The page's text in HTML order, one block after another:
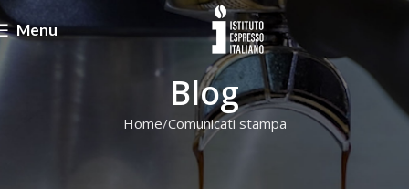
Menu
Blog
Home Comunicati stampa